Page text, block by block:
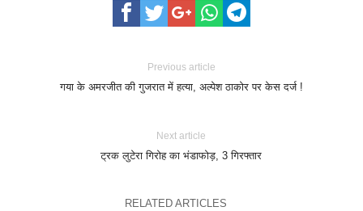
Previous article
गया के अमरजीत की गुजरात में हत्या, अल्पेश ठाकोर पर केस दर्ज !
Next article
ट्रक लुटेरा गिरोह का भंडाफोड़, 3 गिरफ्तार
RELATED ARTICLES